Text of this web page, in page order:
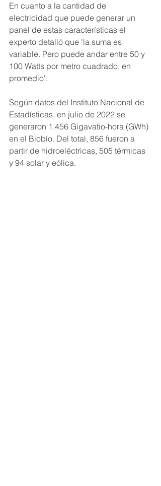
En cuanto a la cantidad de
electricidad que puede generar un
panel de estas características el
experto detalló que 'la suma es
variable. Pero puede andar entre 50 y
100 Watts por metro cuadrado, en
promedio'.
Según datos del Instituto Nacional de
Estadísticas, en julio de 2022 se
generaron 1.456 Gigavatio-hora (GWh)
en el Biobío. Del total, 856 fueron a
partir de hidroeléctricas, 505 térmicas
y 94 solar y eólica.